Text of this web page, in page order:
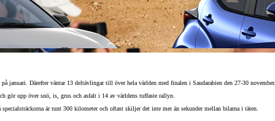
januari. Därefter väntar 13 deltävlingar till över hela världen med finalen i Saudarabien den 27-30 november.
gör upp över snö, is, grus och asfalt i 14 av världens tuffaste rallyn.
är runt 300 kilometer och oftast skiljer det inte mer än sekunder mellan bilarna i täten.